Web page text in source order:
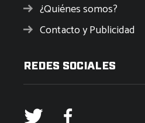
¿Quiénes somos?
Contacto y Publicidad
REDES SOCIALES